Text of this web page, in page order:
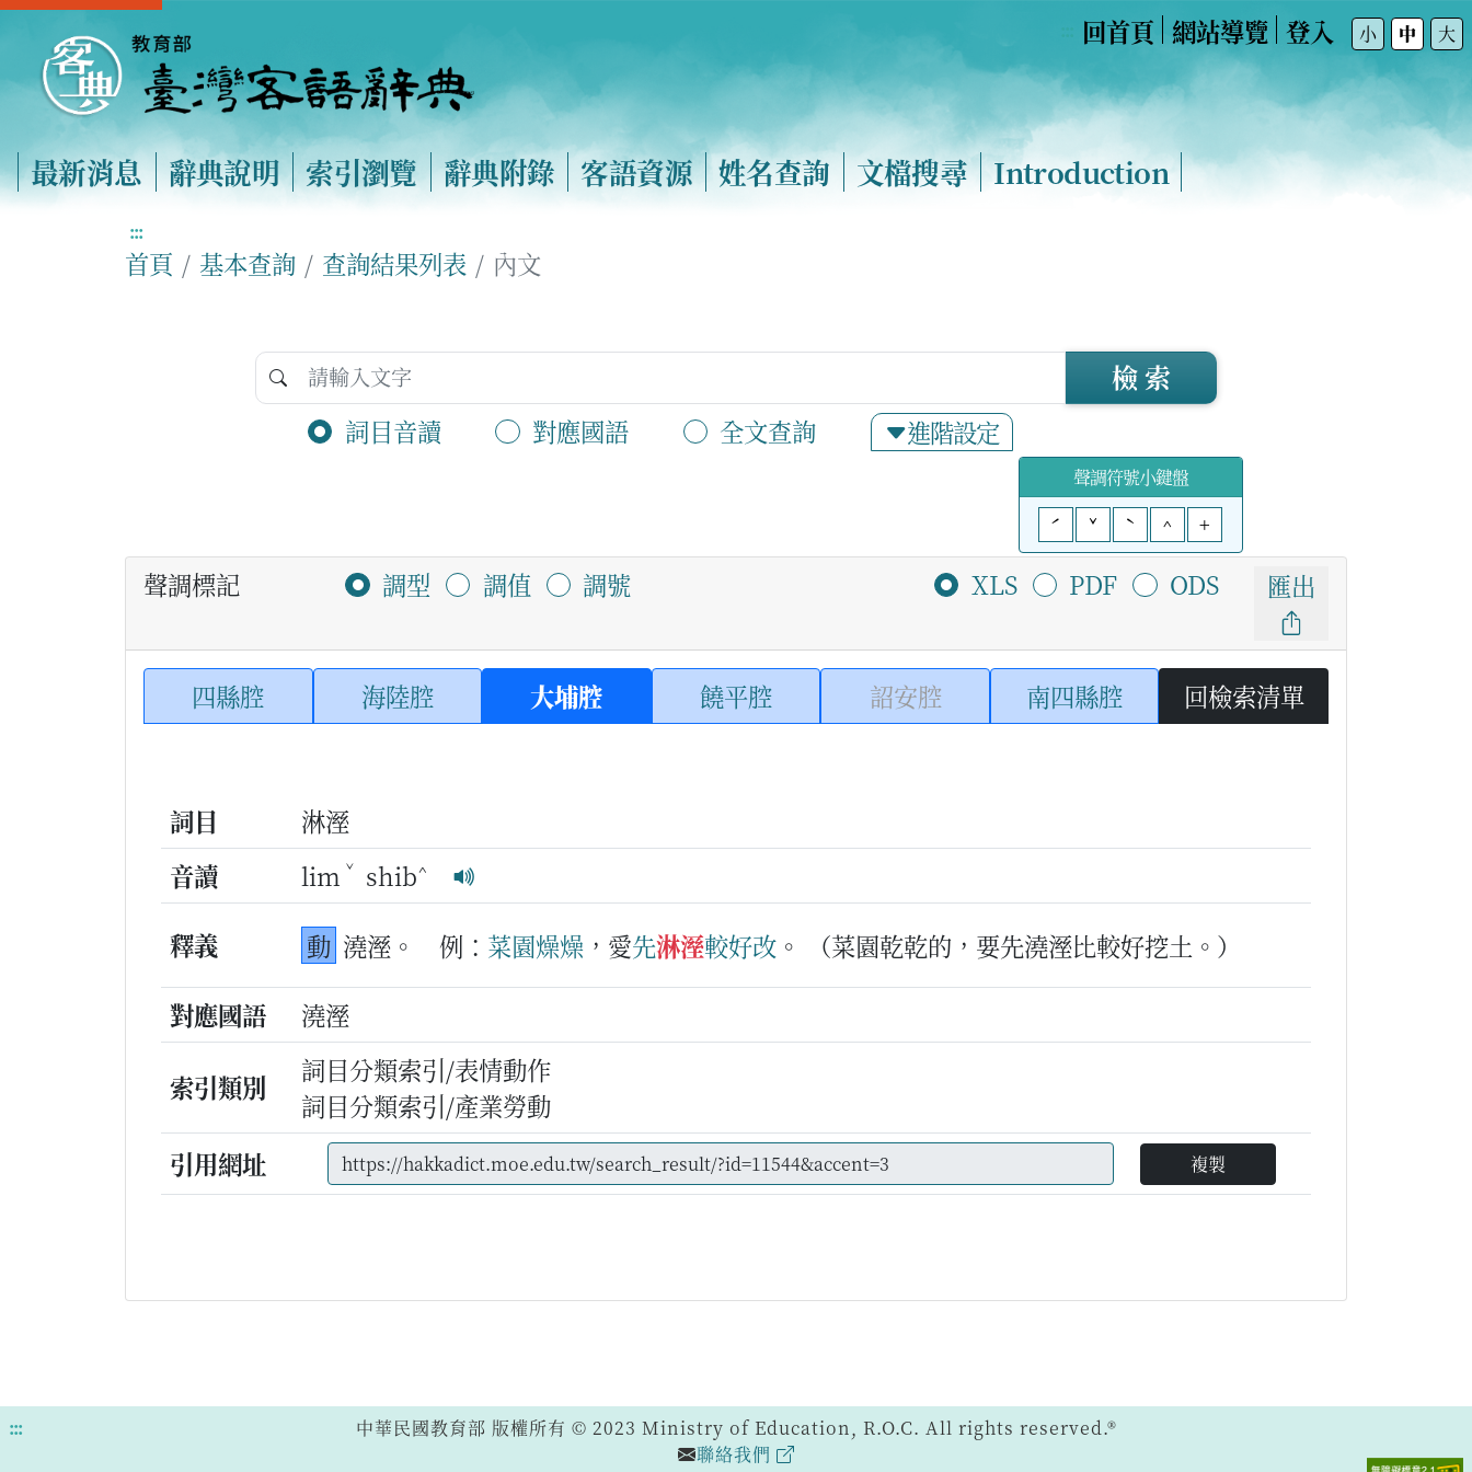
回首頁 網站導覽 登入 小 中 大
最新消息 辭典說明 索引瀏覽 辭典附錄 客語資源 姓名查詢 文檔搜尋 Introduction
:::
首頁 基本查詢 查詢結果列表 內文
詞目音讀 對應國語 全文查詢 進階設定
檢 索
聲調符號小鍵盤
ˊ
ˇ ˋ ^ +
聲調標記 調型 調值 調號 XLS PDF ODS 匯出
四縣腔 海陸腔 大埔腔 饒平腔 詔安腔 南四縣腔 回檢索清單
詞目
淋溼
音讀
lim ˇ shib^
釋義 動 澆溼。 例： 菜園燥燥 ，愛先淋溼較好改 。
（菜園乾乾的，要先澆溼比較好挖土。）
對應國語
澆溼
索引類別
詞目分類索引/表情動作
詞目分類索引/產業勞動
引用網址
複製
:::
中華民國教育部 版權所有 © 2023 Ministry of Education, R.O.C. All rights reserved.®
聯絡我們